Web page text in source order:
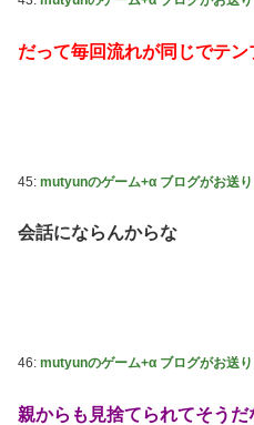
だって毎回流れが同じでテ
45: mutyunのゲーム+α ブログがお送り
会話にならんからな
46: mutyunのゲーム+α ブログがお送り
親からも見捨てられてそう